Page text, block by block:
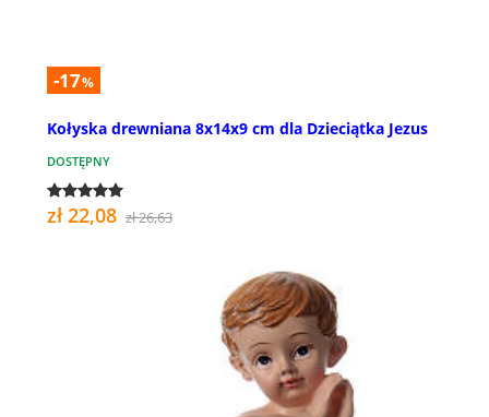
-17%
Kołyska drewniana 8x14x9 cm dla Dzieciątka Jezus
DOSTĘPNY
zł 22,08 zł 26,63